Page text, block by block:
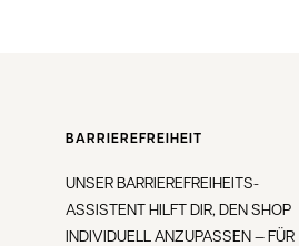
BARRIEREFREIHEIT
UNSER BARRIEREFREIHEITS-
ASSISTENT HILFT DIR, DEN SHOP
INDIVIDUELL ANZUPASSEN — FÜR